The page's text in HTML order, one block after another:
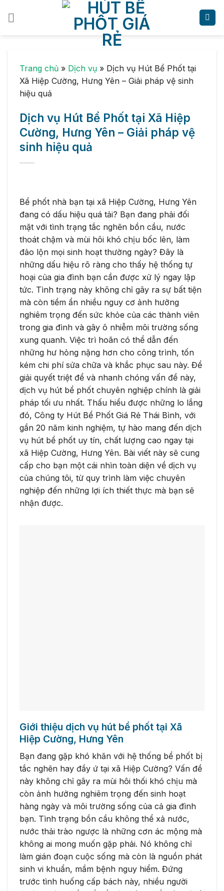
Trang chủ » Dịch vụ » Dịch vụ Hút Bể Phốt tại
Xã Hiệp Cường, Hưng Yên – Giải pháp vệ sinh
hiệu quả
Dịch vụ Hút Bể Phốt tại Xã Hiệp
Cường, Hưng Yên – Giải pháp vệ
sinh hiệu quả
Bể phốt nhà bạn tại xã Hiệp Cường, Hưng Yên
đang có dấu hiệu quá tải? Bạn đang phải đối
mặt với tình trạng tắc nghẽn bồn cầu, nước
thoát chậm và mùi hôi khó chịu bốc lên, làm
đảo lộn mọi sinh hoạt thường ngày? Đây là
những dấu hiệu rõ ràng cho thấy hệ thống tự
hoại của gia đình bạn cần được xử lý ngay lập
tức. Tình trạng này không chỉ gây ra sự bất tiện
mà còn tiềm ẩn nhiều nguy cơ ảnh hưởng
nghiêm trọng đến sức khỏe của các thành viên
trong gia đình và gây ô nhiễm môi trường sống
xung quanh. Việc trì hoãn có thể dẫn đến
những hư hỏng nặng hơn cho công trình, tốn
kém chi phí sửa chữa và khắc phục sau này. Để
giải quyết triệt để và nhanh chóng vấn đề này,
dịch vụ hút bể phốt chuyên nghiệp chính là giải
pháp tối ưu nhất. Thấu hiểu được những lo lắng
đó, Công ty Hút Bể Phốt Giá Rẻ Thái Bình, với
gần 20 năm kinh nghiệm, tự hào mang đến dịch
vụ hút bể phốt uy tín, chất lượng cao ngay tại
xã Hiệp Cường, Hưng Yên. Bài viết này sẽ cung
cấp cho bạn một cái nhìn toàn diện về dịch vụ
của chúng tôi, từ quy trình làm việc chuyên
nghiệp đến những lợi ích thiết thực mà bạn sẽ
nhận được.
Giới thiệu dịch vụ hút bể phốt tại Xã
Hiệp Cường, Hưng Yên
Bạn đang gặp khó khăn với hệ thống bể phốt bị
tắc nghẽn hay đầy ứ tại xã Hiệp Cường? Vấn đề
này không chỉ gây ra mùi hôi thối khó chịu mà
còn ảnh hưởng nghiêm trọng đến sinh hoạt
hàng ngày và môi trường sống của cả gia đình
bạn. Tình trạng bồn cầu không thể xả nước,
nước thải trào ngược là những cơn ác mộng mà
không ai mong muốn gặp phải. Nó không chỉ
làm gián đoạn cuộc sống mà còn là nguồn phát
sinh vi khuẩn, mầm bệnh nguy hiểm. Đứng
trước tình huống cấp bách này, nhiều người